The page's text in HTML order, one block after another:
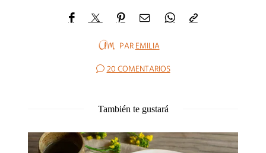
PAREMILIA
20 COMENTARIOS
También te gustará